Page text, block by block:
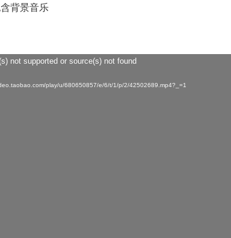
背景音乐
not supported or source(s) not found
play/u/680650857/e/6/t/1/p/2/42502689.mp4?_=1